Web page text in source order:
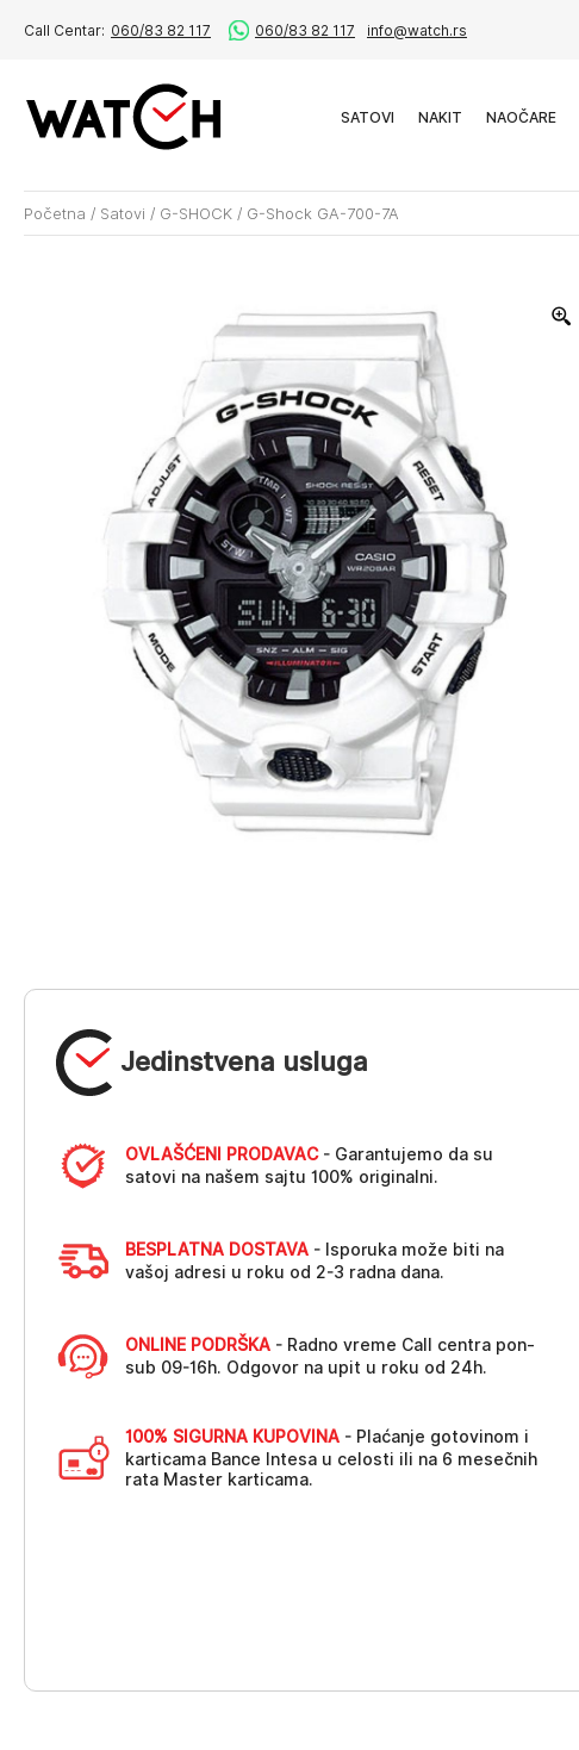
Call Centar: 060/83 82 117 060/83 82 117 info@watch.rs
SATOVI NAKIT NAOČARE
Početna / Satovi / G-SHOCK / G-Shock GA-700-7A
Jedinstvena usluga
OVLAŠĆENI PRODAVAC- Garantujemo da su
satovi na našem sajtu 100% originalni.
BESPLATNA DOSTAVA - Isporuka može biti na
vašoj adresi u roku od 2-3 radna dana.
ONLINE PODRŠKA - Radno vreme Call centra pon-
sub 09-16h. Odgovor na upit u roku od 24h.
100% SIGURNA KUPOVINA - Plaćanje gotovinom i
karticama Bance Intesa u celosti ili na 6 mesečnih
rata Master karticama.